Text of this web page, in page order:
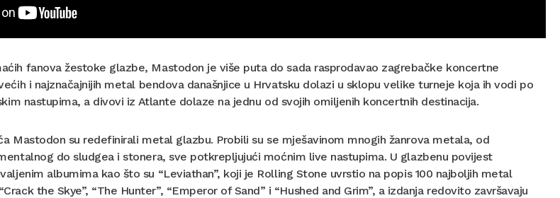
fanova žestoke glazbe, Mastodon je više puta do sada rasprodavao zagrebačke koncertne
i najznačajnijih metal bendova današnjice u Hrvatsku dolazi u sklopu velike turneje koja ih vodi po
nastupima, a divovi iz Atlante dolaze na jednu od svojih omiljenih koncertnih destinacija.
Mastodon su redefinirali metal glazbu. Probili su se mješavinom mnogih žanrova metala, od
do sludgea i stonera, sve potkrepljujući moćnim live nastupima. U glazbenu povijest
albumima kao što su “Leviathan”, koji je Rolling Stone uvrstio na popis 100 najboljih metal
the Skye”, “The Hunter”, “Emperor of Sand” i “Hushed and Grim”, a izdanja redovito završavaju